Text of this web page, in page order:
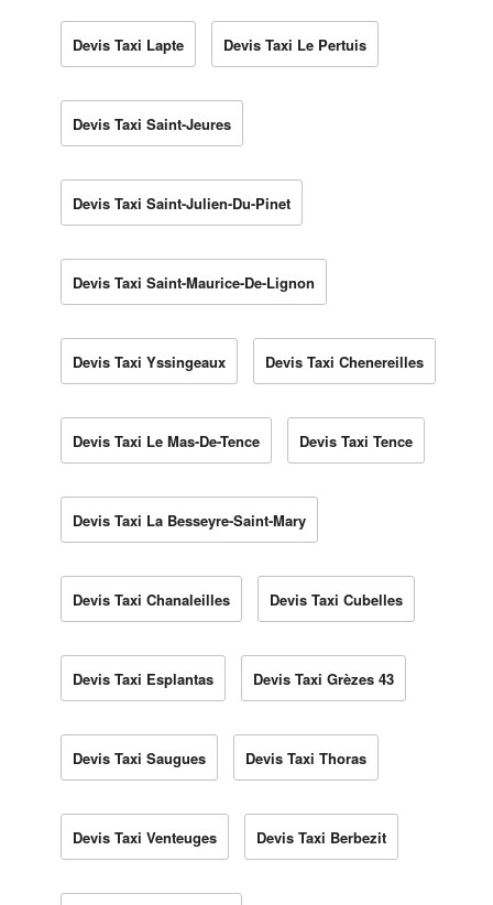
Devis Taxi Lapte Devis Taxi Le Pertuis
Devis Taxi Saint-Jeures
Devis Taxi Saint-Julien-Du-Pinet
Devis Taxi Saint-Maurice-De-Lignon
Devis Taxi Yssingeaux Devis Taxi Chenereilles
Devis Taxi Le Mas-De-Tence Devis Taxi Tence
Devis Taxi La Besseyre-Saint-Mary
Devis Taxi Chanaleilles Devis Taxi Cubelles
Devis Taxi Esplantas Devis Taxi Grèzes 43
Devis Taxi Saugues Devis Taxi Thoras
Devis Taxi Venteuges Devis Taxi Berbezit